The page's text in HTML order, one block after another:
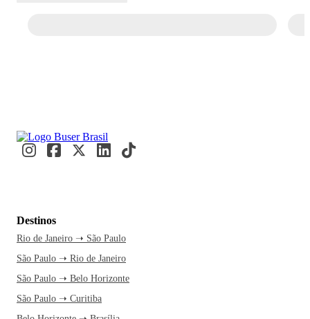
Destinos
Rio de Janeiro ➝ São Paulo
São Paulo ➝ Rio de Janeiro
São Paulo ➝ Belo Horizonte
São Paulo ➝ Curitiba